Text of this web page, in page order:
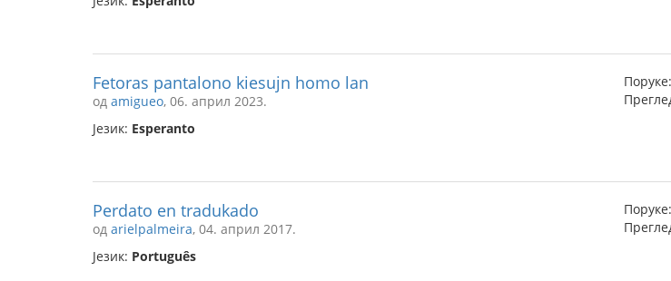
Fetoras pantalono kiesujn homo lan
од amigueo, 06. април 2023.
Језик: Esperanto
Поруке:
Perdato en tradukado
од arielpalmeira, 04. април 2017.
Језик: Português
Поруке: